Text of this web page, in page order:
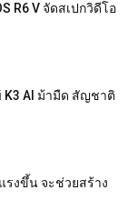
R6 V จัดสเปกวิดีโอ
K3 AI ม้ามืด สัญชาติ
รงขึ้น จะช่วยสร้าง